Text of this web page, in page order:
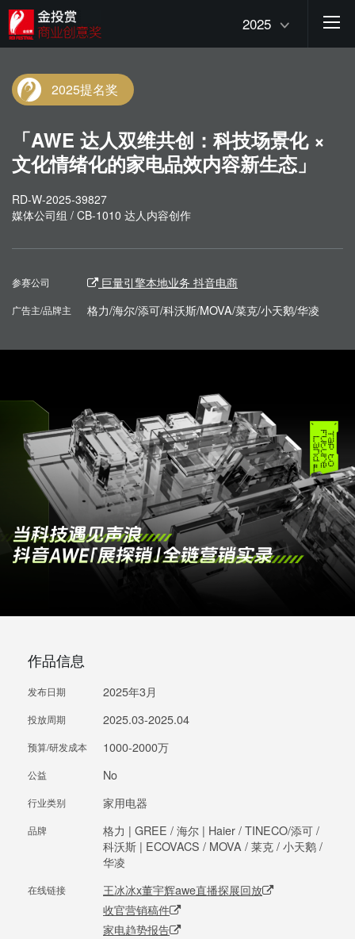
2025
2025提名奖
「AWE 达人双维共创：科技场景化 ×
文化情绪化的家电品效内容新生态」
RD-W-2025-39827
媒体公司组 / CB-1010 达人内容创作
参赛公司 巨量引擎本地业务 抖音电商
广告主/品牌主 格力/海尔/添可/科沃斯/MOVA/菜克/小天鹅/华凌
作品信息
发布日期 2025年3月
投放周期 2025.03-2025.04
预算/研发成本 1000-2000万
公益 No
行业类别 家用电器
品牌
格力 | GREE / 海尔 | Haier / TINECO/添可 /
科沃斯 | ECOVACS / MOVA / 莱克 / 小天鹅 /
华凌
在线链接
王冰冰x董宇辉awe直播探展回放
收官营销稿件
家电趋势报告